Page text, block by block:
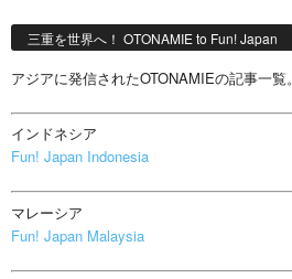
三重を世界へ！ OTONAMIE to Fun! Japan
アジアに発信されたOTONAMIEの記事一覧。
インドネシア
Fun! Japan Indonesia
マレーシア
Fun! Japan Malaysia